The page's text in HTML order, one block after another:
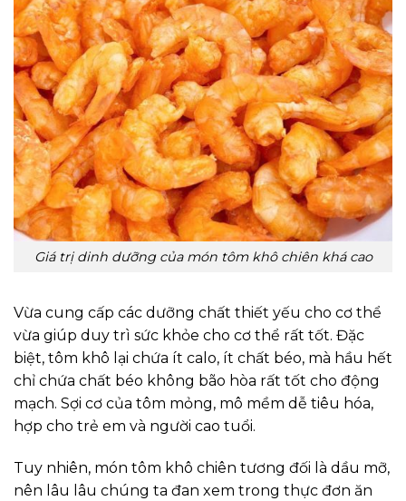
Giá trị dinh dưỡng của món tôm khô chiên khá cao
Vừa cung cấp các dưỡng chất thiết yếu cho cơ thể
vừa giúp duy trì sức khỏe cho cơ thể rất tốt. Đặc
biệt, tôm khô lại chứa ít calo, ít chất béo, mà hầu hết
chỉ chứa chất béo không bão hòa rất tốt cho động
mạch. Sợi cơ của tôm mỏng, mô mềm dễ tiêu hóa,
hợp cho trẻ em và người cao tuổi.
Tuy nhiên, món tôm khô chiên tương đối là dầu mỡ,
nên lâu lâu chúng ta đan xem trong thực đơn ăn